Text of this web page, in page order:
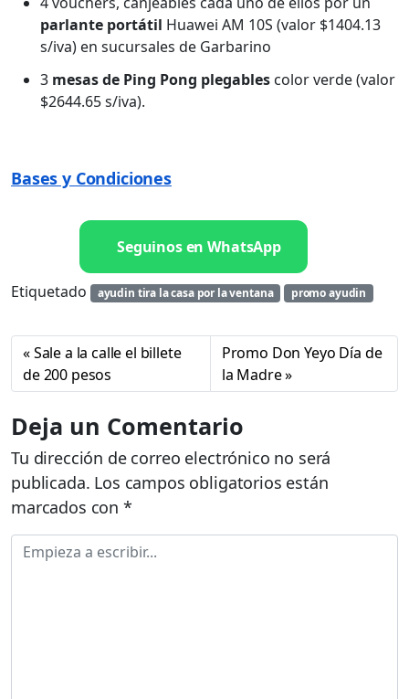
parlante portátil Huawei AM 10S (valor $1404.13
s/iva) en sucursales de Garbarino
3 mesas de Ping Pong plegables color verde (valor
$2644.65 s/iva).
Bases y Condiciones
Seguinos en WhatsApp
Etiquetado ayudin tira la casa por la ventana promo ayudin
Sale a la calle el billete
de 200 pesos
Promo Don Yeyo Día de
la Madre
Deja un Comentario
Tu dirección de correo electrónico no será
publicada. Los campos obligatorios están
marcados con *